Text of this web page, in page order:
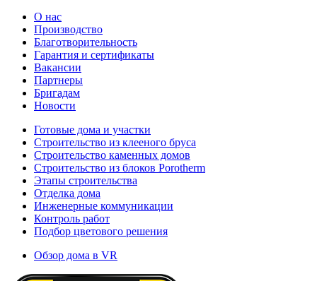
О нас
Производство
Благотворительность
Гарантия и сертификаты
Вакансии
Партнеры
Бригадам
Новости
Готовые дома и участки
Строительство из клееного бруса
Строительство каменных домов
Строительство из блоков Porotherm
Этапы строительства
Отделка дома
Инженерные коммуникации
Контроль работ
Подбор цветового решения
Обзор дома в VR